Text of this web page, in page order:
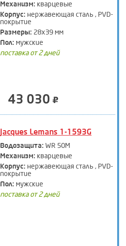
Механизм: кварцевые
Корпус: нержавеющая сталь , PVD-
покрытие
Размеры: 28х39 мм
Пол: мужские
поставка от 2 дней
43 030
Jacques Lemans 1-1593G
Водозащита: WR 50M
Механизм: кварцевые
Корпус: нержавеющая сталь , PVD-
покрытие
Пол: мужские
поставка от 2 дней